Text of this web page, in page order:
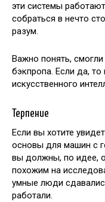
эти системы
собраться в нечто
разум.
Важно понять,
бэкпропа. Если да,
искусственного
Терпение
Если вы хотите
основы для машин с
вы должны, по идее,
похожим на
умные люди
работали.